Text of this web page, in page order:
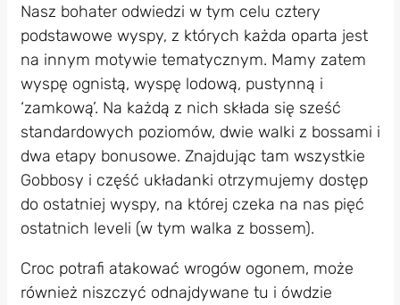
Nasz bohater odwiedzi w tym celu cztery
podstawowe wyspy, z których każda oparta jest
na innym motywie tematycznym. Mamy zatem
wyspę ognistą, wyspę lodową, pustynną i
‘zamkową’. Na każdą z nich składa się sześć
standardowych poziomów, dwie walki z bossami i
dwa etapy bonusowe. Znajdując tam wszystkie
Gobbosy i część układanki otrzymujemy dostęp
do ostatniej wyspy, na której czeka na nas pięć
ostatnich leveli (w tym walka z bossem).
Croc potrafi atakować wrogów ogonem, może
również niszczyć odnajdywane tu i ówdzie